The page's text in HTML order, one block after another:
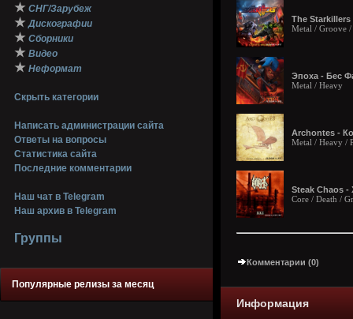
★ СНГ/Зарубеж
★ Дискографии
★ Сборники
★ Видео
★ Неформат
Скрыть категории
Написать администрации сайта
Ответы на вопросы
Статистика сайта
Последние комментарии
Наш чат в Telegram
Наш архив в Telegram
Группы
Популярные релизы за месяц
The
Metal / Groove /
Эпоха - Бес
Metal / Heavy
Archontes -
Metal / Heavy /
Steak Chaos -
Core / Death /
Комментарии (0)
Информация